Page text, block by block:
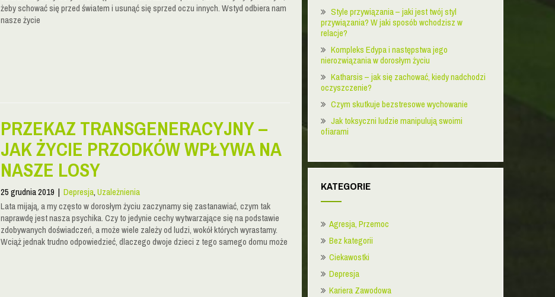
żeby schować się przed światem i usunąć się sprzed oczu innych. Wstyd odbiera nam
nasze życie
PRZEKAZ TRANSGENERACYJNY –
JAK ŻYCIE PRZODKÓW WPŁYWA NA
NASZE LOSY
25 grudnia 2019 | Depresja,Uzależnienia
Lata mijają, a my często w dorosłym życiu zaczynamy się zastanawiać, czym tak
naprawdę jest nasza psychika. Czy to jedynie cechy wytwarzające się na podstawie
zdobywanych doświadczeń, a może wiele zależy od ludzi, wokół których wyrastamy.
Wciąż jednak trudno odpowiedzieć, dlaczego dwoje dzieci z tego samego domu może
Style przywiązania – jaki jest twój styl
przywiązania? W jaki sposób wchodzisz w
relacje?
Kompleks Edypa i następstwa jego
nierozwiązania w dorosłym życiu
Katharsis – jak się zachować, kiedy nadchodzi
oczyszczenie?
Czym skutkuje bezstresowe wychowanie
Jak toksyczni ludzie manipulują swoimi
ofiarami
KATEGORIE
Agresja, Przemoc
Bez kategorii
Ciekawostki
Depresja
Kariera Zawodowa